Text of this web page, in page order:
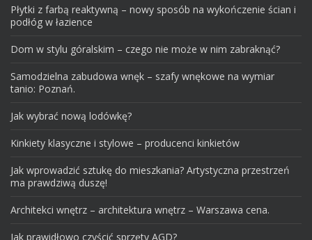
Płytki z farbą reaktywną – nowy sposób na wykończenie ścian i
podłóg w łazience
Dom w stylu góralskim – czego nie może w nim zabraknąć?
Samodzielna zabudowa wnęk – szafy wnękowe na wymiar
tanio: Poznań.
Jak wybrać nową lodówkę?
Kinkiety klasyczne i stylowe – producenci kinkietów
Jak wprowadzić sztukę do mieszkania? Artystyczna przestrzeń
ma prawdziwą duszę!
Architekci wnętrz – architektura wnętrz – Warszawa cena.
Jak prawidłowo czyścić sprzęty AGD?